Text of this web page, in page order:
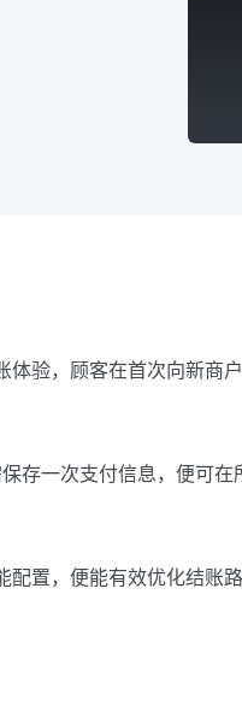
体验，顾客在首次向新商
存一次支付信息，便可在
配置，便能有效优化结账